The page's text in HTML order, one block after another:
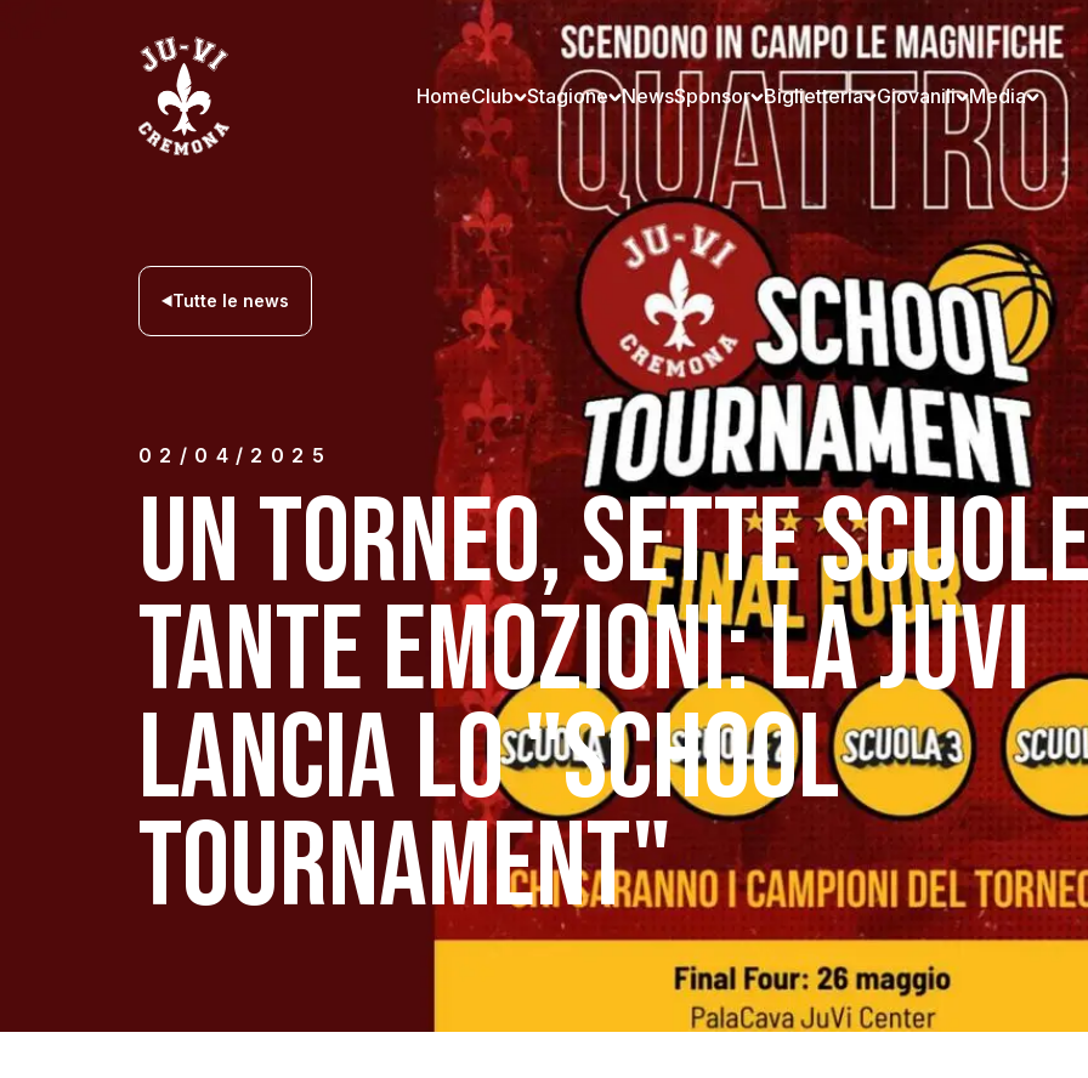
HomeClub Stagione NewsSponsor Biglietteria Giovanili Media
Tutte le news
02/04/2025
UN TORNEO, SETTE
TANTE EMOZIONI: LA JUVI
LANCIA LO "SCHOOL
TOURNAMENT"